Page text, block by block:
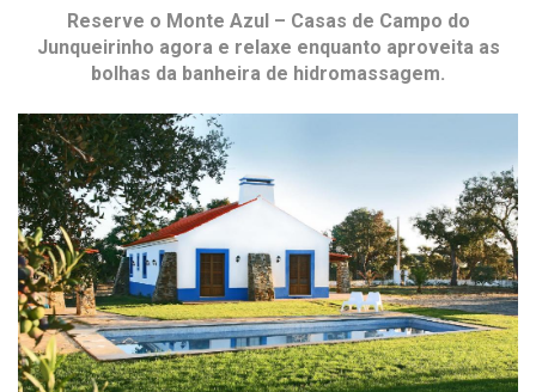
Reserve o Monte Azul – Casas de Campo do
Junqueirinho agora e relaxe enquanto aproveita as
bolhas da banheira de hidromassagem.